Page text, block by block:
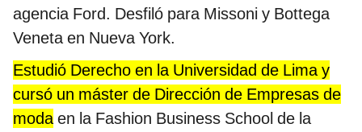
agencia Ford. Desfiló para Missoni y Bottega
Veneta en Nueva York.
Estudió Derecho en la Universidad de Lima y
cursó un máster de Dirección de Empresas de
moda en la Fashion Business School de la